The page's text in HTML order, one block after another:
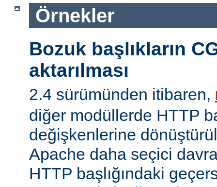
Örnekler
Bozuk başlıkların
aktarılması
2.4 sürümünden itibaren,
diğer modüllerde HTTP
değişkenlerine
Apache daha seçici
HTTP başlığındaki